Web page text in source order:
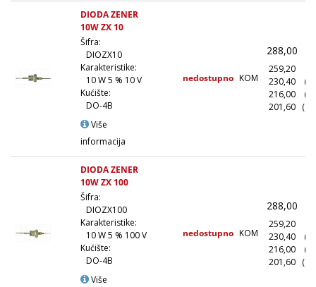
DIODA ZENER
10W ZX 10
Šifra:
DIOZX10
Karakteristike:
10 W 5 % 10 V
Kućište:
DO-4B
Više
informacija
nedostupno KOM
288,00
259,20
230,40
216,00
201,60
DIODA ZENER
10W ZX 100
Šifra:
DIOZX100
Karakteristike:
10 W 5 % 100 V
Kućište:
DO-4B
Više
nedostupno KOM
288,00
259,20
230,40
216,00
201,60